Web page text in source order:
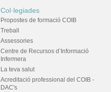
Col·legiades
Propostes de formació COIB
Treball
Assessories
Centre de Recursos d’Informació
Infermera
La teva salut
Acreditació professional del COIB -
DAC's